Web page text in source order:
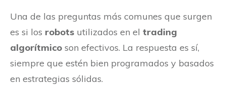
Una de las preguntas más comunes que surgen
es si los robots utilizados en el trading
algorítmico son efectivos. La respuesta es sí,
siempre que estén bien programados y basados
en estrategias sólidas.